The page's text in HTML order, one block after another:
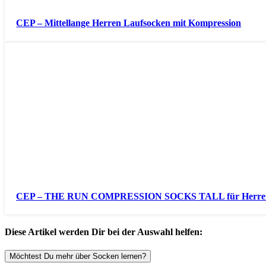
CEP – Mittellange Herren Laufsocken mit Kompression
CEP – THE RUN COMPRESSION SOCKS TALL für
Diese Artikel werden Dir bei der Auswahl helfen:
Möchtest Du mehr über Socken lernen?